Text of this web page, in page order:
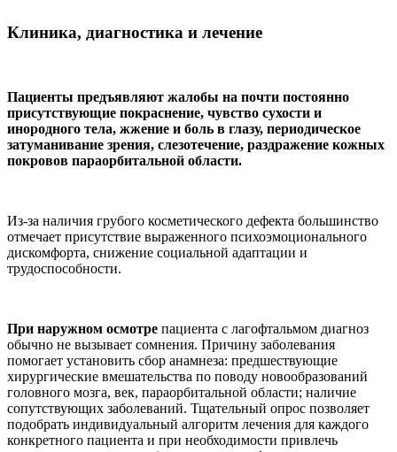
Клиника, диагностика и лечение
Пациенты предъявляют жалобы на почти постоянно
присутствующие покраснение, чувство сухости и
инородного тела, жжение и боль в глазу, периодическое
затуманивание зрения, слезотечение, раздражение кожных
покровов параорбитальной области.
Из-за наличия грубого косметического дефекта большинство
отмечает присутствие выраженного психоэмоционального
дискомфорта, снижение социальной адаптации и
трудоспособности.
При наружном осмотре пациента с лагофтальмом диагноз
обычно не вызывает сомнения. Причину заболевания
помогает установить сбор анамнеза: предшествующие
хирургические вмешательства по поводу новообразований
головного мозга, век, параорбитальной области; наличие
сопутствующих заболеваний. Тщательный опрос позволяет
подобрать индивидуальный алгоритм лечения для каждого
конкретного пациента и при необходимости привлечь